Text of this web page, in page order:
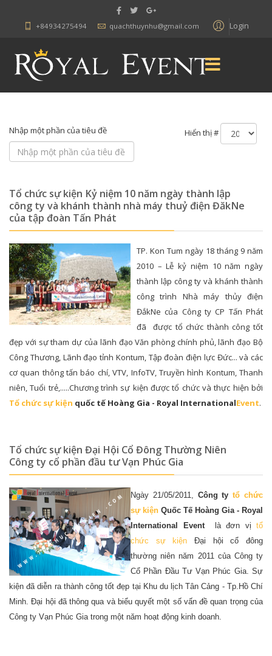
Login
+84934275494 quachthuynhu@gmail.com
Nhập một phần của tiêu đề Hiển thị #
Tổ chức sự kiện Kỷ niệm 10 năm ngày thành lập
công ty và khánh thành nhà máy thuỷ điện ĐăkNe
của tập đoàn Tấn Phát
TP. Kon Tum ngày 18 tháng 9 năm
2010 – Lễ kỷ niệm 10 năm ngày
thành lập công ty và khánh thành
công trình Nhà máy thủy điện
ĐắkNe của Công ty CP Tấn Phát
đã được tổ chức thành công tốt
đẹp với sự tham dự của lãnh đạo Văn phòng chính phủ, lãnh đạo Bộ
Công Thương, Lãnh đạo tỉnh Kontum, Tập đoàn điện lực Đức... và các
cơ quan thông tấn báo chí, VTV, InfoTV, Truyền hình Kontum, Thanh
niên, Tuổi trẻ,.....Chương trình sự kiện được tổ chức và thực hiện bởi
Tổ chức sự kiện quốc tế Hoàng Gia - Royal InternationalEvent.
Tổ chức sự kiện Đại Hội Cổ Đông Thường Niên
Công ty cổ phần đầu tư Vạn Phúc Gia
Ngày 21/05/2011, Công tytổ chức
sự kiện Quốc Tế Hoàng Gia - Royal
International Eventlà đơn vị tổ
chức sự kiện Đại hội cổ đông
thường niên năm 2011 của Công ty
Cổ Phần Đầu Tư Vạn Phúc Gia. Sự
kiện đã diễn ra thành công tốt đẹp tại Khu du lịch Tân Cảng - Tp.Hồ Chí
Minh. Đại hội đã thông qua và biểu quyết một số vấn đề quan trọng của
Công ty Vạn Phúc Gia trong một năm hoạt động kinh doanh.